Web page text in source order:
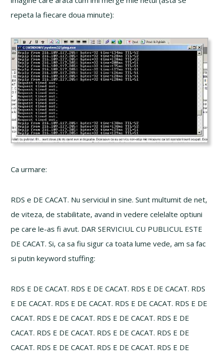
repeta la fiecare doua minute):
Ca urmare:
RDS e DE CACAT. Nu serviciul in sine. Sunt multumit de net,
de viteza, de stabilitate, avand in vedere celelalte optiuni
pe care le-as fi avut. DAR SERVICIUL CU PUBLICUL ESTE
DE CACAT. Si, ca sa fiu sigur ca toata lume vede, am sa fac
si putin keyword stuffing:
RDS E DE CACAT. RDS E DE CACAT. RDS E DE CACAT. RDS
E DE CACAT. RDS E DE CACAT. RDS E DE CACAT. RDS E DE
CACAT. RDS E DE CACAT. RDS E DE CACAT. RDS E DE
CACAT. RDS E DE CACAT. RDS E DE CACAT. RDS E DE
CACAT. RDS E DE CACAT. RDS E DE CACAT. RDS E DE